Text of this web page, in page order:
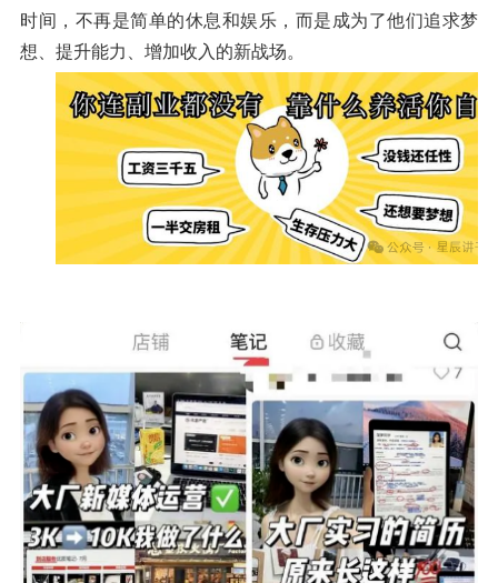
时间，不再是简单的休息和娱乐，而是成为了他们追求梦
想、提升能力、增加收入的新战场。